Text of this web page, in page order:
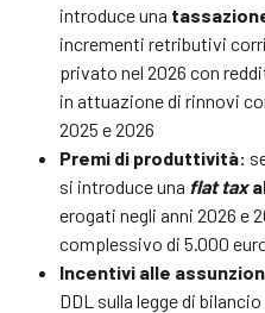
introduce una
incrementi retributivi
privato nel 2026 con
in attuazione di rinnovi
2025 e 2026
Premi di produttività:
si introduce una flat tax
erogati negli anni 2026 e
complessivo di 5.000
Incentivi alle
DDL sulla legge di